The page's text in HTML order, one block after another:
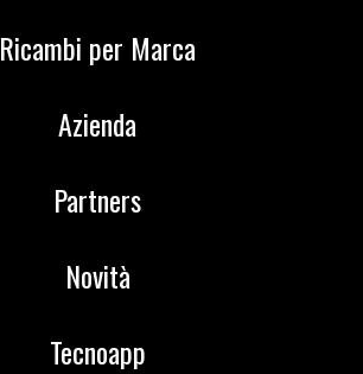
Ricambi per Marca
Azienda
Partners
Novità
Tecnoapp